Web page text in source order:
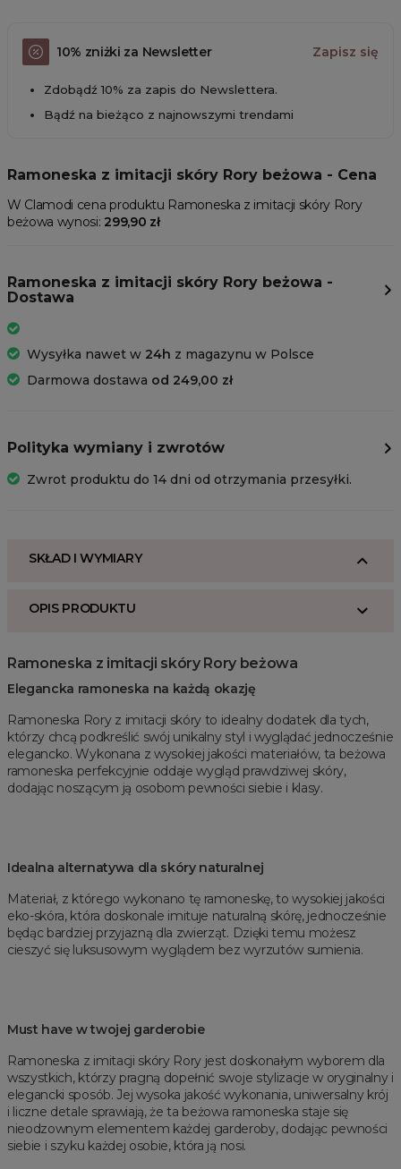
10% zniżki za Newsletter Zapisz się
Zdobądź 10% za zapis do Newslettera.
Bądź na bieżąco z najnowszymi trendami
Ramoneska z imitacji skóry Rory beżowa - Cena
W Clamodi cena produktu Ramoneska z imitacji skóry Rory
beżowa wynosi: 299,90 zł
Ramoneska z imitacji skóry Rory beżowa -
Dostawa
Wysyłka nawet w 24h z magazynu w Polsce
Darmowa dostawa od 249,00 zł
Polityka wymiany i zwrotów
Zwrot produktu do 14 dni od otrzymania przesyłki.
SKŁAD I WYMIARY
OPIS PRODUKTU
Ramoneska z imitacji skóry Rory beżowa
Elegancka ramoneska na każdą okazję
Ramoneska Rory z imitacji skóry to idealny dodatek dla tych,
którzy chcą podkreślić swój unikalny styl i wyglądać jednocześnie
elegancko. Wykonana z wysokiej jakości materiałów, ta beżowa
ramoneska perfekcyjnie oddaje wygląd prawdziwej skóry,
dodając noszącym ją osobom pewności siebie i klasy.
Idealna alternatywa dla skóry naturalnej
Materiał, z którego wykonano tę ramoneskę, to wysokiej jakości
eko-skóra, która doskonale imituje naturalną skórę, jednocześnie
będąc bardziej przyjazną dla zwierząt. Dzięki temu możesz
cieszyć się luksusowym wyglądem bez wyrzutów sumienia.
Must have w twojej garderobie
Ramoneska z imitacji skóry Rory jest doskonałym wyborem dla
wszystkich, którzy pragną dopełnić swoje stylizacje w oryginalny i
elegancki sposób. Jej wysoka jakość wykonania, uniwersalny krój
i liczne detale sprawiają, że ta beżowa ramoneska staje się
nieodzownym elementem każdej garderoby, dodając pewności
siebie i szyku każdej osobie, która ją nosi.